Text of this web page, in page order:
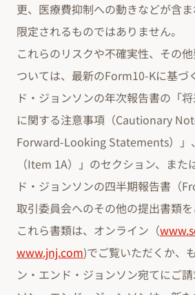
更、医療費抑制への動きなどが含
限定されるものではありません。
これらのリスクや不確実性、その
ついては、最新のForm10-Kに基づ
ド・ジョンソンの年次報告書の「
に関する注意事項（Cautionary
Forward-Looking Statements）」
（Item 1A）」のセクション、ま
ド・ジョンソンの四半期報告書（
取引委員会へのその他の提出書類を
これら書類は、オンライン（
www.jnj.com)でご覧いただくか、
ン・エンド・ジョンソン宛てにご